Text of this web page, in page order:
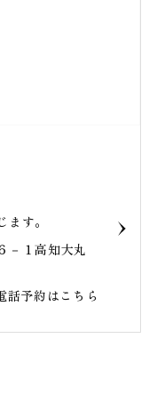
ます｡
－１高知大丸
予約はこちら